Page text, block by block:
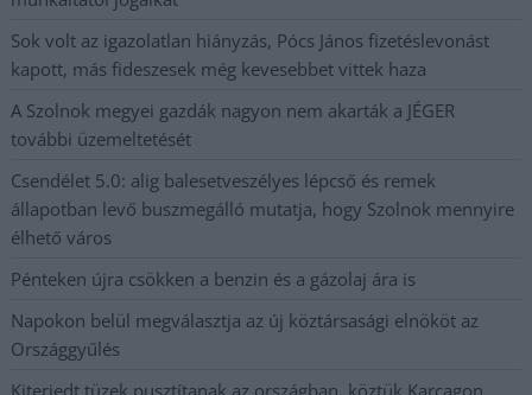
Sok volt az igazolatlan hiányzás, Pócs János fizetéslevonást
kapott, más fideszesek még kevesebbet vittek haza
A Szolnok megyei gazdák nagyon nem akarták a JÉGER
további üzemeltetését
Csendélet 5.0: alig balesetveszélyes lépcső és remek
állapotban levő buszmegálló mutatja, hogy Szolnok mennyire
élhető város
Pénteken újra csökken a benzin és a gázolaj ára is
Napokon belül megválasztja az új köztársasági elnököt az
Országgyűlés
Kiterjedt tüzek pusztítanak az országban, köztük Karcagon